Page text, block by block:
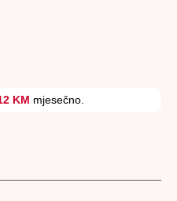
KM mjesečno.